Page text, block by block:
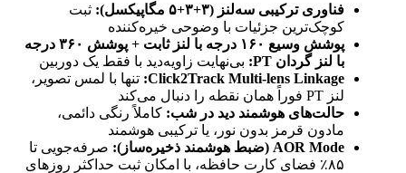
فناوری ترکیبی سه‌لنز (۳+۳+۵ مگاپیکسل):
ثبت
کوچک‌ترین جزئیات با وضوحی خیره‌کننده
پوشش وسیع ۱۶۰ درجه با لنز ثابت + پوشش ۳۶۰ درجه
با لنز گردان PT:
بی‌نهایت زاویه‌دید با فقط یک دوربین
Click2Track Multi-lens Linkage: تنها با لمس تصویر،
لنز PT فوراً همان نقطه را دنبال می‌کند
حالت‌های هوشمند دید در شب: کاملاً رنگی دائمی،
مادون قرمز بدون نور، یا ترکیبی هوشمند
AOR Mode (ضبط هوشمند ذخیره‌ساز):
صرفه‌جویی تا
۸۵٪ فضای کارت حافظه، با امکان ثبت حداکثر روزهای